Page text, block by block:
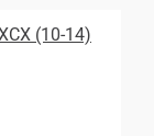
(10-14)